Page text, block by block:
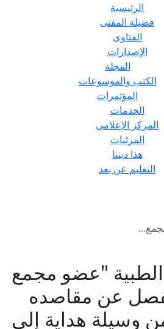
الرئيسية
فضيلة المفتى
الفتاوى
الإصدارات
المجلة
الكتب والموسوعات
المؤتمرات
الخدمات
المركز الإعلامى
المرئيات
هذا ديننا
التعليم عن بعد
الطبية "عضو مجمع
عن مقاصده
وسيلة هداية إلى